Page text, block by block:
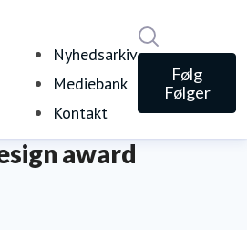
Nyhedsarkiv
Mediebank
Kontakt
Følg
Følger
award